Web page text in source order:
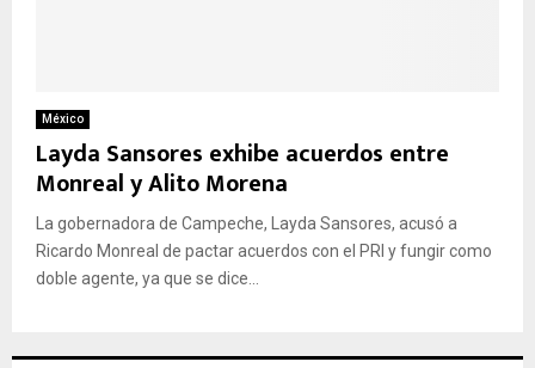
México
Layda Sansores exhibe acuerdos entre
Monreal y Alito Morena
La gobernadora de Campeche, Layda Sansores, acusó a
Ricardo Monreal de pactar acuerdos con el PRI y fungir como
doble agente, ya que se dice...